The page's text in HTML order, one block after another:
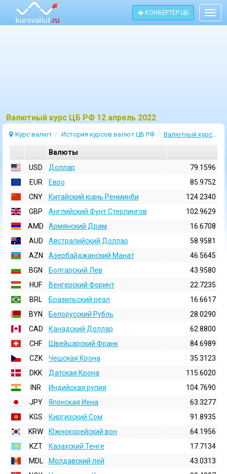
КОНВЕРТЕР ЦБ
Bалютный курс ЦБ РФ 12 апрель 2022
Курс валют История курсов валют ЦБ РФ Валютный курс 12 Апрель 2022
Валюты
USD
Доллар
79.1596
EUR
Евро
85.9752
CNY
Китайский юань Ренминби
124.2340
GBP
Английский Фунт Стерлингов
102.9629
AMD
Армянский Драм
16.6708
AUD
Австралийский Доллар
58.9581
AZN
Азербайджанский Манат
46.5645
BGN
Болгарский Лев
43.9580
HUF
Венгерский Форинт
22.7235
BRL
Бразильский реал
16.6617
BYN
Белорусский Рубль
28.0290
CAD
Канадский Доллар
62.8800
CHF
Швейцарский Франк
84.6989
CZK
Чешская Крона
35.3123
DKK
Датская Крона
115.6020
INR
Индийская pупия
104.7690
JPY
Японская Иена
63.3277
KGS
Киргизский Сом
91.8935
KRW
Южнокорейский вон
64.1956
KZT
Казахский Тенге
17.7134
MDL
Молдавский лей
43.0313